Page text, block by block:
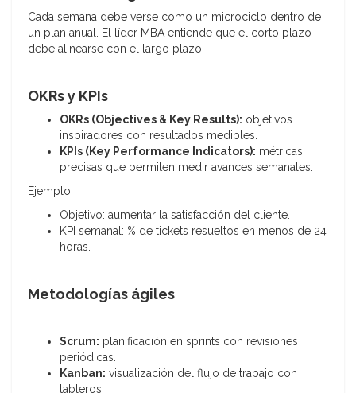
Cada semana debe verse como un microciclo dentro de
un plan anual. El líder MBA entiende que el corto plazo
debe alinearse con el largo plazo.
OKRs y KPIs
OKRs (Objectives & Key Results): objetivos
inspiradores con resultados medibles.
KPIs (Key Performance Indicators): métricas
precisas que permiten medir avances semanales.
Ejemplo:
Objetivo: aumentar la satisfacción del cliente.
KPI semanal: % de tickets resueltos en menos de 24
horas.
Metodologías ágiles
Scrum: planificación en sprints con revisiones
periódicas.
Kanban: visualización del flujo de trabajo con
tableros.